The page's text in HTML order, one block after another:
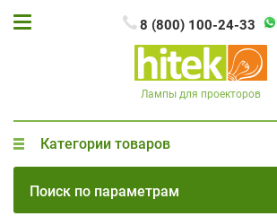
8 (800) 100-24-33
Лампы для проекторов
Категории товаров
Поиск по параметрам